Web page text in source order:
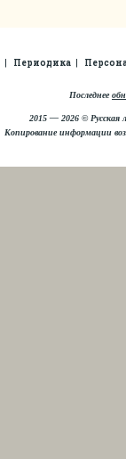
Периодика
Последнее
2015 — 2026 © Русская
Копирование информации